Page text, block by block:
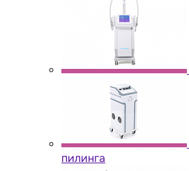
пилинга